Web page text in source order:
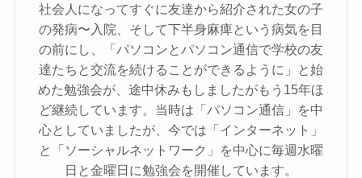
社会人になってすぐに友達から紹介された女の子
の発病〜入院、そして下半身麻痺という病気を目
の前にし、「パソコンとパソコン通信で学校の友
達たちと交流を続けることができるように」と始
めた勉強会が、途中休みもしましたがもう15年ほ
ど継続しています。当時は「パソコン通信」を中
心としていましたが、今では「インターネット」
と「ソーシャルネットワーク」を中心に毎週水曜
日と金曜日に勉強会を開催しています。